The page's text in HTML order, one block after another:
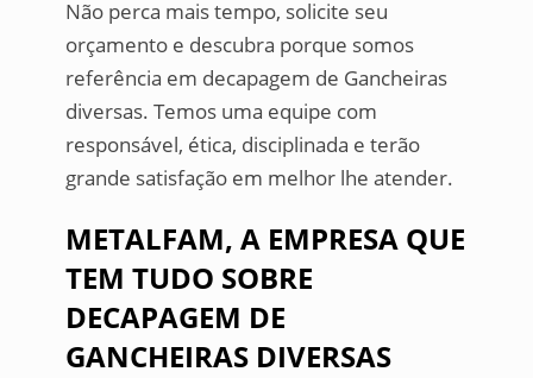
Não perca mais tempo, solicite seu
orçamento e descubra porque somos
referência em decapagem de Gancheiras
diversas. Temos uma equipe com
responsável, ética, disciplinada e terão
grande satisfação em melhor lhe atender.
METALFAM, A EMPRESA QUE
TEM TUDO SOBRE
DECAPAGEM DE
GANCHEIRAS DIVERSAS